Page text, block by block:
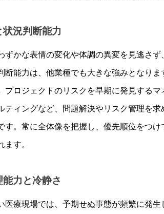
状況判断能力
ずかな表情の変化や体調の異変を見逃さ
断能力は、他業種でも大きな強みとなり
プロジェクトのリスクを早期に発見する
ティングなど、問題解決やリスク管理を
す。常に全体像を把握し、優先順位をつ
ます。
力と冷静さ
医療現場では、予期せぬ事態が頻繁に発